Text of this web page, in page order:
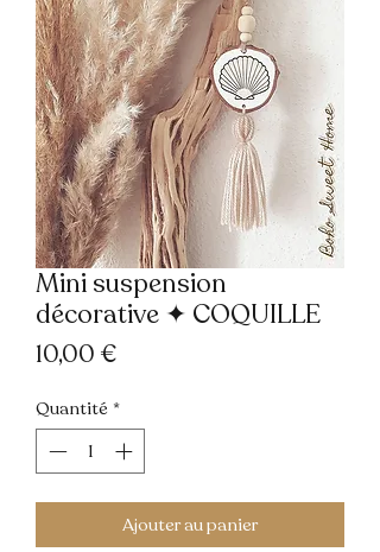
Mini suspension
décorative ✦ COQUILLE
10,00 €
Quantité *
Ajouter au panier